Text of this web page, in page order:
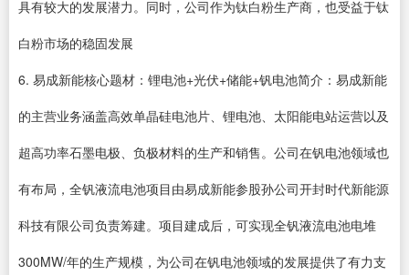
具有较大的发展潜力。同时，公司作为钛白粉生产商，也受益于钛
白粉市场的稳固发展
6. 易成新能核心题材：锂电池+光伏+储能+钒电池简介：易成新能
的主营业务涵盖高效单晶硅电池片、锂电池、太阳能电站运营以及
超高功率石墨电极、负极材料的生产和销售。公司在钒电池领域也
有布局，全钒液流电池项目由易成新能参股孙公司开封时代新能源
科技有限公司负责筹建。项目建成后，可实现全钒液流电池电堆
300MW/年的生产规模，为公司在钒电池领域的发展提供了有力支